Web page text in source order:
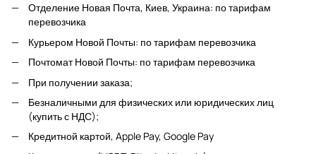
Отделение Новая Почта, Киев, Украина: по тарифам
перевозчика
Курьером Новой Почты: по тарифам перевозчика
Почтомат Новой Почты: по тарифам перевозчика
При получении заказа;
Безналичными для физических или юридических лиц
(купить с НДС);
Кредитной картой, Apple Pay, Google Pay